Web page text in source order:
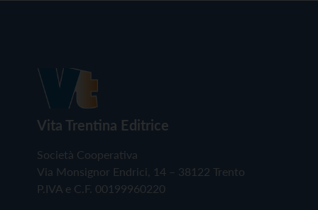
Vita Trentina Editrice
Società Cooperativa
Via Monsignor Endrici, 14 – 38122 Trento
P.IVA e C.F. 00199960220